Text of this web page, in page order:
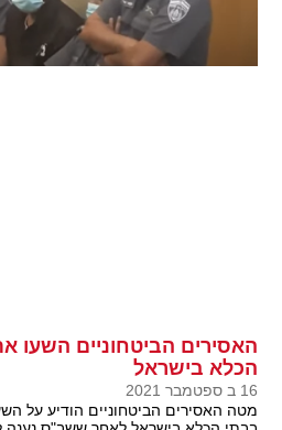
האסירים הביטחוניים
הכלא בישראל
16 ב ספטמבר 2021
מטה האסירים הביטחוניים הודיע על